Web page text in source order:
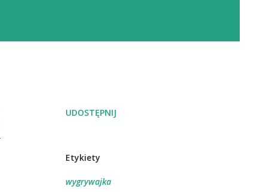
UDOSTĘPNIJ
Etykiety
wygrywajka